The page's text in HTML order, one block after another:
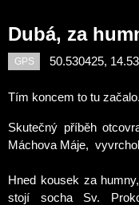
Dubá, za
GPS 50.530425,
Tím koncem to tu začalo.
Skutečný příběh
Máchova Máje,
Hned kousek za
stojí socha Sv.